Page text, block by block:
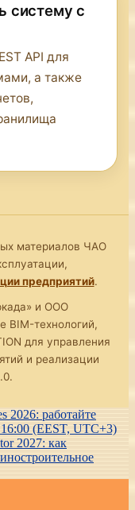
систему с
API для
а также
материалов ЧАО
предприятий.
и ООО
BIM-технологий,
для управления
и реализации
работайте
(EEST, UTC+3)
2027: как